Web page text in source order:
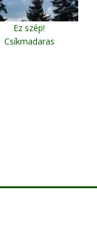
Ez szép!
Csíkmadaras